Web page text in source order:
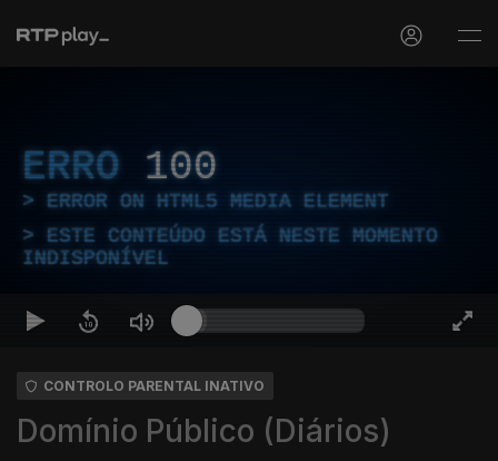
ERRO 100
ERROR ON HTML5 MEDIA ELEMENT
ESTE CONTEÚDO ESTÁ NESTE MOMENTO
INDISPONÍVEL
CONTROLO PARENTAL INATIVO
Domínio Público (Diários)